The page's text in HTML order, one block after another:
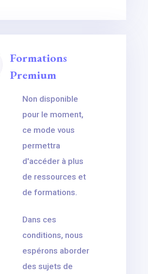
Formations
Premium
Non disponible
pour le moment,
ce mode vous
permettra
d'accéder à plus
de ressources et
de formations.
Dans ces
conditions, nous
espérons aborder
des sujets de